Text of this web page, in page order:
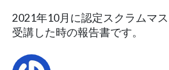
2021年10月に認定スクラムマ
受講した時の報告書です。